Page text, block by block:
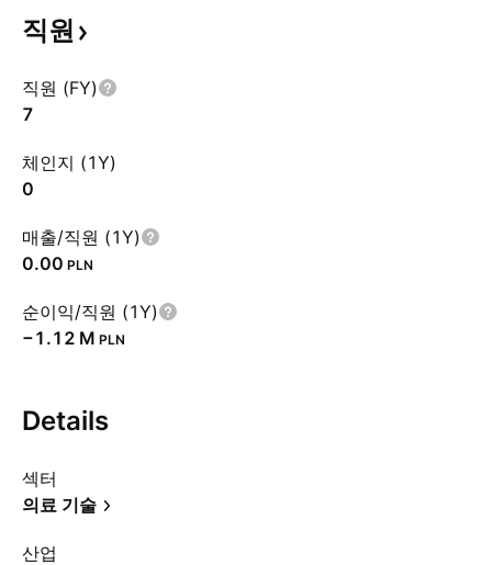
직원
직원 (FY)
7
체인지 (1Y)
0
매출/직원 (1Y)
0.00 PLN
순이익/직원 (1Y)
‪−1.12 M‬ PLN
Details
섹터
의료 기술
산업